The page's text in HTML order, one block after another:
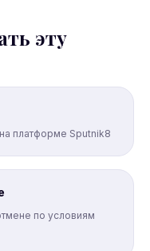
эту
платформе Sputnik8
по условиям